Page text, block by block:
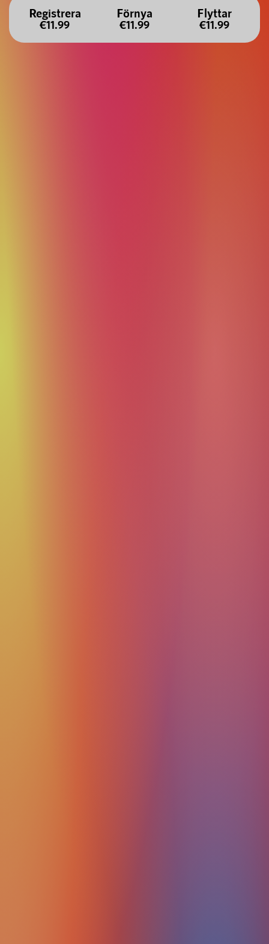
Registrera
€11.99
Förnya
€11.99
Flyttar
€11.99